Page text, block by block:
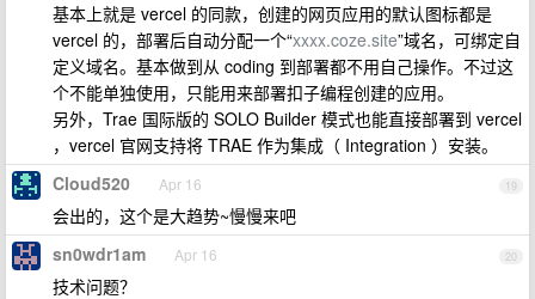
基本上就是 vercel 的同款，创建的网页应用的默认图标都是
vercel 的，部署后自动分配一个“xxxx.coze.site”域名，可绑定自
定义域名。基本做到从 coding 到部署都不用自己操作。不过这
个不能单独使用，只能用来部署扣子编程创建的应用。
另外，Trae 国际版的 SOLO Builder 模式也能直接部署到 vercel
，vercel 官网支持将 TRAE 作为集成（ Integration ）安装。
19
Cloud520 Apr 16
会出的，这个是大趋势~慢慢来吧
20
sn0wdr1am Apr 16
技术问题？